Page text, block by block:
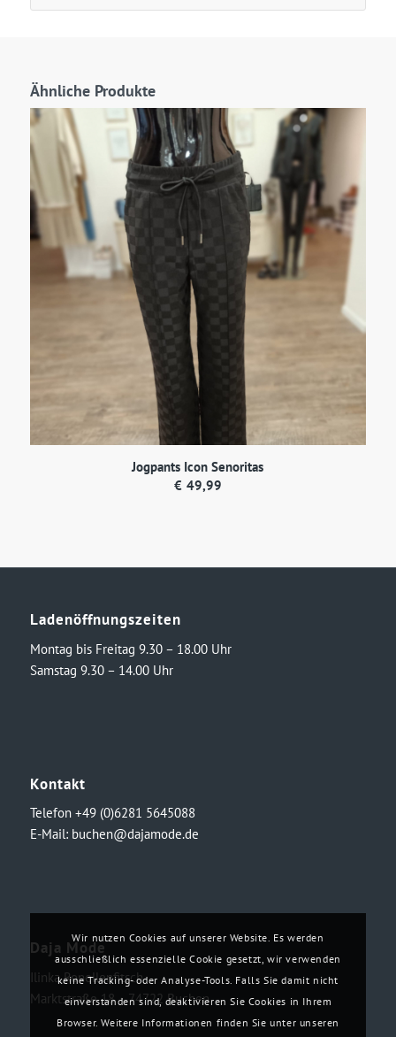
Ähnliche Produkte
Jogpants Icon Senoritas
€ 49,99
Ladenöffnungszeiten
Montag bis Freitag 9.30 – 18.00 Uhr
Samstag 9.30 – 14.00 Uhr
Kontakt
Telefon +49 (0)6281 5645088
E-Mail: buchen@dajamode.de
Daja Mode
Ilinka Ronellenfitsch
Marktstraße 18・74722 Buchen
Wir nutzen Cookies auf unserer Website. Es werden
ausschließlich essenzielle Cookie gesetzt, wir verwenden
keine Tracking- oder Analyse-Tools. Falls Sie damit nicht
einverstanden sind, deaktivieren Sie Cookies in Ihrem
Browser. Weitere Informationen finden Sie unter unseren